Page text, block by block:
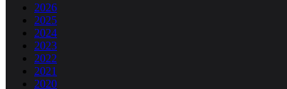
2026
2025
2024
2023
2022
2021
2020